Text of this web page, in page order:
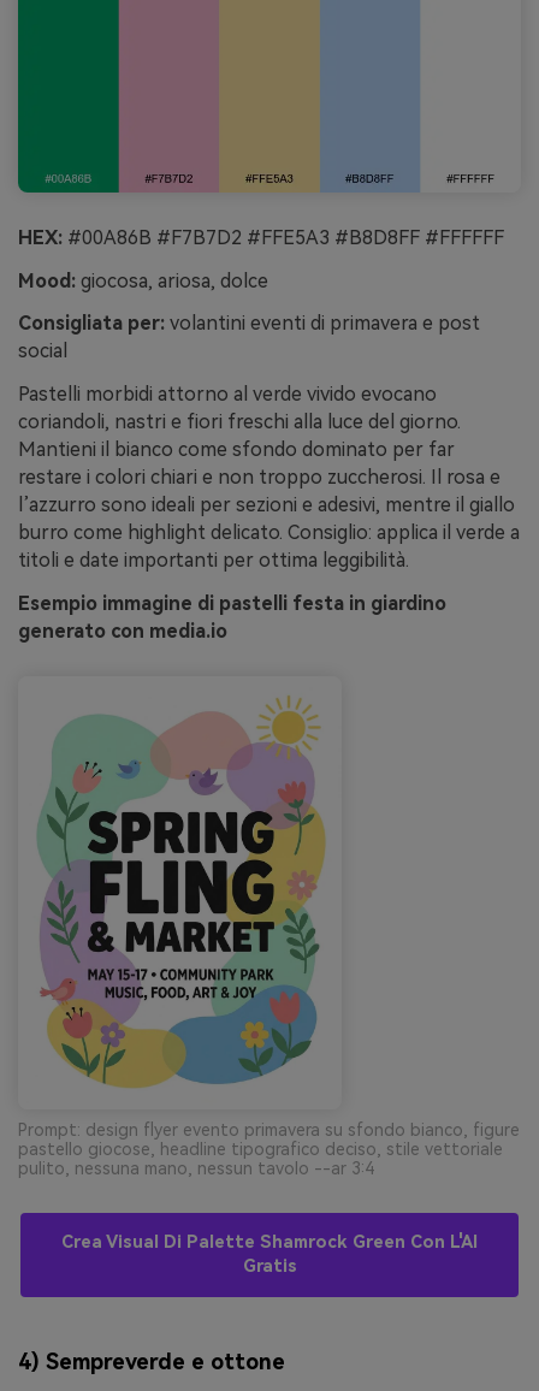
HEX: #00A86B #F7B7D2 #FFE5A3 #B8D8FF #FFFFFF
Mood: giocosa, ariosa, dolce
Consigliata per: volantini eventi di primavera e post
social
Pastelli morbidi attorno al verde vivido evocano
coriandoli, nastri e fiori freschi alla luce del giorno.
Mantieni il bianco come sfondo dominato per far
restare i colori chiari e non troppo zuccherosi. Il rosa e
l’azzurro sono ideali per sezioni e adesivi, mentre il giallo
burro come highlight delicato. Consiglio: applica il verde a
titoli e date importanti per ottima leggibilità.
Esempio immagine di pastelli festa in giardino
generato con media.io
Prompt: design flyer evento primavera su sfondo bianco, figure
pastello giocose, headline tipografico deciso, stile vettoriale
pulito, nessuna mano, nessun tavolo --ar 3:4
Crea Visual Di Palette Shamrock Green Con L'AI
Gratis
4) Sempreverde e ottone